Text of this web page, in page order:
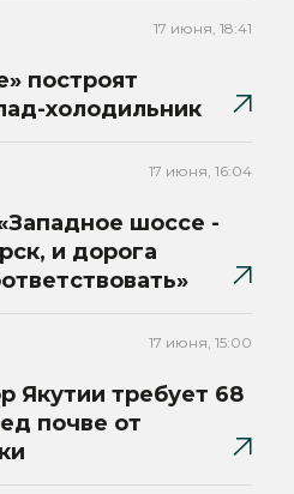
17 июня, 18:41
построят
холодильник
17 июня, 16:04
шоссе -
и дорога
17 июня, 15:00
Якутии требует 68
почве от